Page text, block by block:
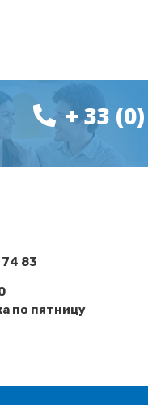
+ 33
74 83
по пятницу